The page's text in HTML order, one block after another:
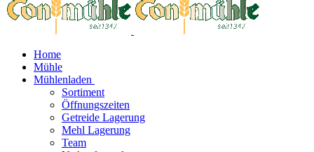
Home
Mühle
Mühlenladen
Sortiment
Öffnungszeiten
Getreide Lagerung
Mehl Lagerung
Team